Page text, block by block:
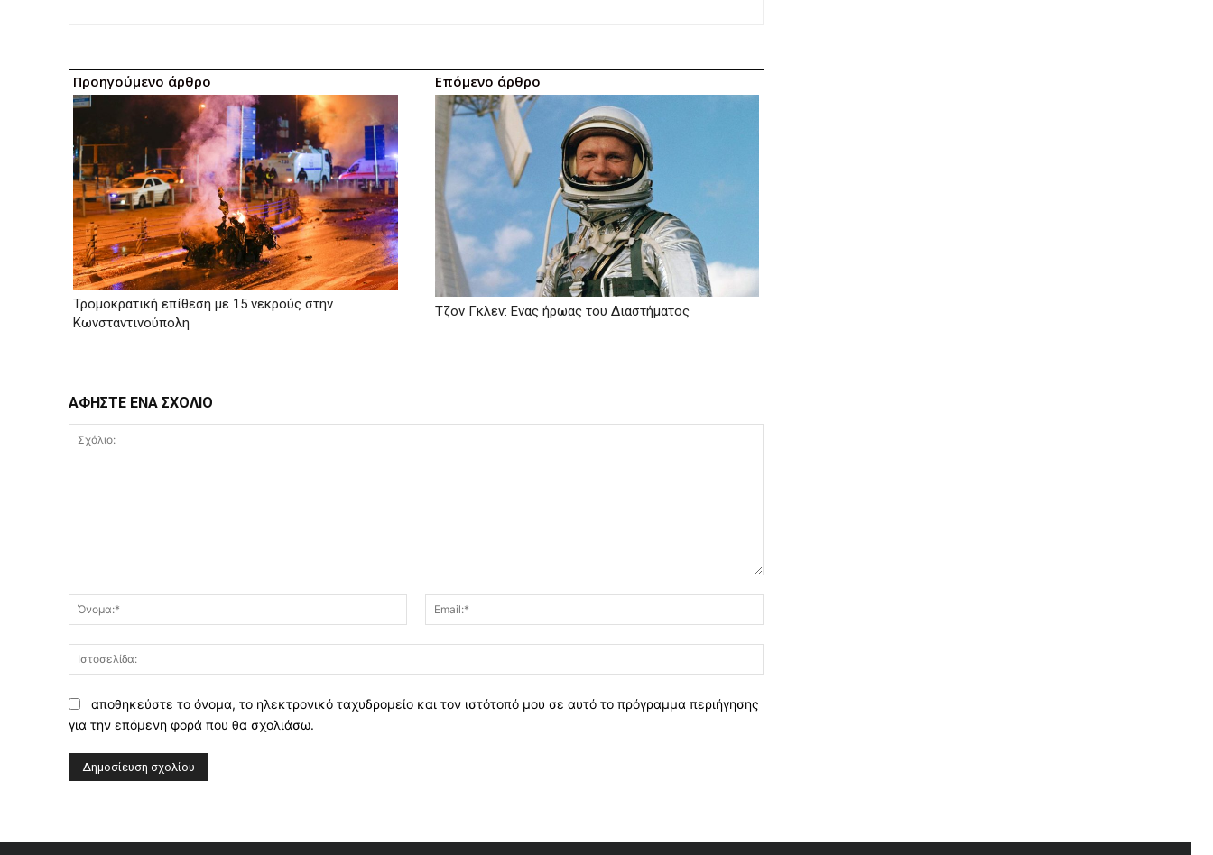
Προηγούμενο άρθρο
Τρομοκρατική επίθεση με 15 νεκρούς στην
Κωνσταντινούπολη
Επόμενο άρθρο
Τζον Γκλεν: Ενας ήρωας του Διαστήματος
ΑΦΗΣΤΕ ΕΝΑ ΣΧΟΛΙΟ
Όνομα:*
αποθηκεύστε το όνομα, το ηλεκτρονικό ταχυδρομείο και τον ιστότοπό μου σε αυτό το πρόγραμμα περιήγησης
για την επόμενη φορά που θα σχολιάσω.